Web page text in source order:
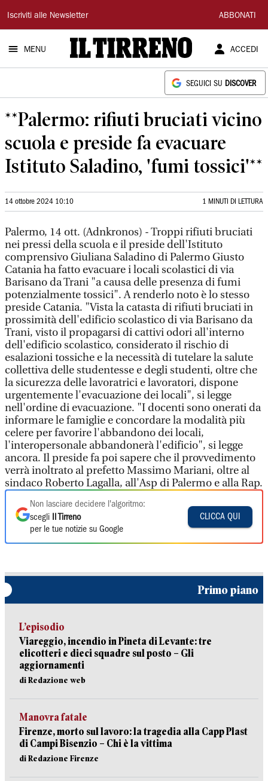
Il
Tirreno
Iscriviti alle Newsletter ABBONATI
MENU ACCEDI
SEGUICI SU DISCOVER
**Palermo: rifiuti bruciati vicino
scuola e preside fa evacuare
Istituto Saladino, 'fumi tossici'**
14 ottobre 2024 10:10 1 MINUTI DI LETTURA
Palermo, 14 ott. (Adnkronos) - Troppi rifiuti bruciati
nei pressi della scuola e il preside dell'Istituto
comprensivo Giuliana Saladino di Palermo Giusto
Catania ha fatto evacuare i locali scolastici di via
Barisano da Trani "a causa delle presenza di fumi
potenzialmente tossici". A renderlo noto è lo stesso
preside Catania. "Vista la catasta di rifiuti bruciati in
prossimità dell'edificio scolastico di via Barisano da
Trani, visto il propagarsi di cattivi odori all'interno
dell'edificio scolastico, considerato il rischio di
esalazioni tossiche e la necessità di tutelare la salute
collettiva delle studentesse e degli studenti, oltre che
la sicurezza delle lavoratrici e lavoratori, dispone
urgentemente l'evacuazione dei locali", si legge
nell'ordine di evacuazione. "I docenti sono onerati da
informare le famiglie e concordare la modalità più
celere per favorire l'abbandono dei locali,
l'interopersonale abbandonerà l'edificio", si legge
ancora. Il preside fa poi sapere che il provvedimento
verrà inoltrato al prefetto Massimo Mariani, oltre al
sindaco Roberto Lagalla, all'Asp di Palermo e alla Rap.
Non lasciare decidere l'algoritmo:
scegli
Il Tirreno
per le tue notizie su Google
CLICCA QUI
Primo piano
L’episodio
Viareggio, incendio in Pineta di Levante: tre
elicotteri e dieci squadre sul posto – Gli
aggiornamenti
di Redazione web
Manovra fatale
Firenze, morto sul lavoro: la tragedia alla Capp Plast
di Campi Bisenzio – Chi è la vittima
di Redazione Firenze